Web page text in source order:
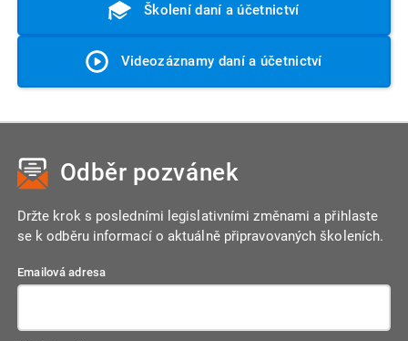
Školení daní a účetnictví
Videozáznamy daní a účetnictví
Odběr pozvánek
Držte krok s posledními legislativními změnami a přihlaste
se k odběru informací o aktuálně připravovaných školeních.
Emailová adresa